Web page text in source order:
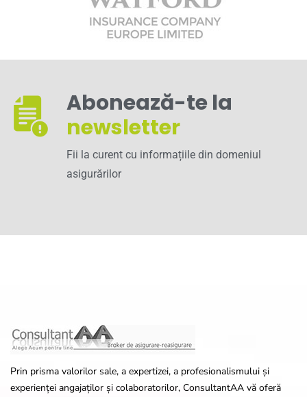
Abonează-te la
newsletter
Fii la curent cu informațiile din domeniul
asigurărilor
Prin prisma valorilor sale, a expertizei, a profesionalismului și
experienței angajaților și colaboratorilor, ConsultantAA vă oferă